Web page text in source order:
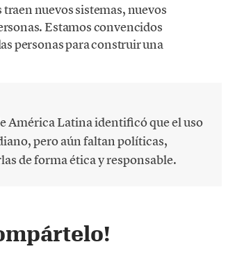
nuevos sistemas, nuevos
Estamos convencidos
personas para construir una
América Latina identificó que el uso
pero aún faltan políticas,
de forma ética y responsable.